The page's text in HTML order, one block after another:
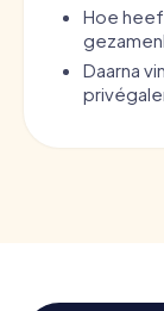
Hoe
Daarna